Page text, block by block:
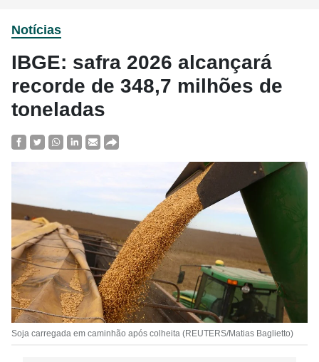
Notícias
IBGE: safra 2026 alcançará
recorde de 348,7 milhões de
toneladas
Soja carregada em caminhão após colheita (REUTERS/Matias Baglietto)